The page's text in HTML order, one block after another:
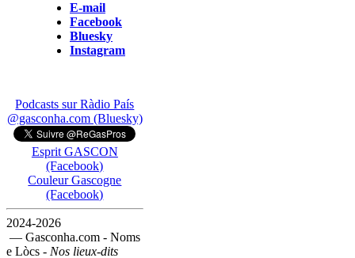
E-mail
Facebook
Bluesky
Instagram
Podcasts sur Ràdio País
@gasconha.com (Bluesky)
Esprit GASCON
(Facebook)
Couleur Gascogne
(Facebook)
2024-2026
— Gasconha.com - Noms
e Lòcs - Nos lieux-dits